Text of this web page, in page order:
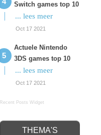
Switch games top 10
... lees meer
Oct 17 2021
Actuele Nintendo
3DS games top 10
... lees meer
Oct 17 2021
Recent Posts Widget
THEMA'S